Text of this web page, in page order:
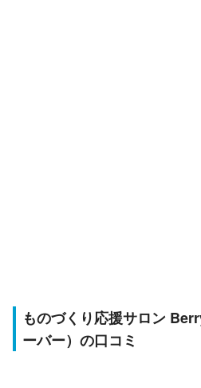
ものづくり応援サロン
ーバー）の口コミ